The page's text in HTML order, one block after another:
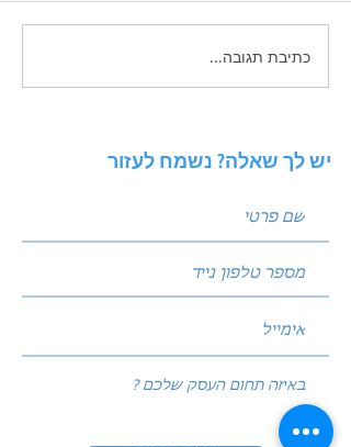
קיצור תולדות השיווק
כתיבת תגובה...
יש לך שאלה? נשמח לעזור